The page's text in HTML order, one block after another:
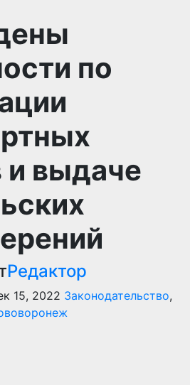
по
и выдаче
Редактор
15, 2022 Законодательство,